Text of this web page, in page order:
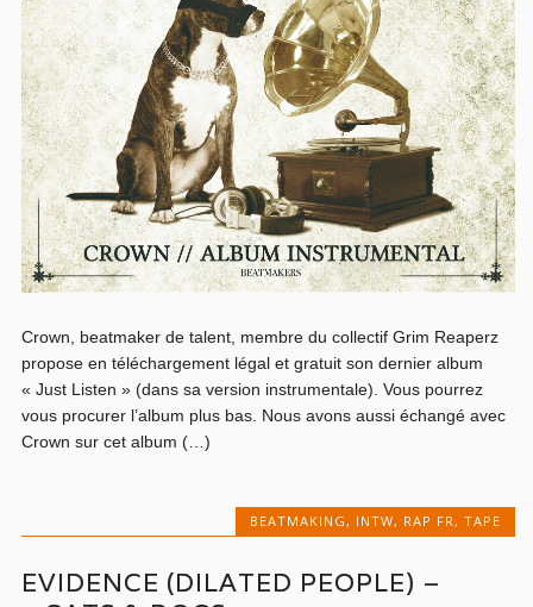
Crown, beatmaker de talent, membre du collectif Grim Reaperz
propose en téléchargement légal et gratuit son dernier album
« Just Listen » (dans sa version instrumentale). Vous pourrez
vous procurer l’album plus bas. Nous avons aussi échangé avec
Crown sur cet album (…)
BEATMAKING , INTW, RAP FR , TAPE
EVIDENCE (DILATED PEOPLE) –